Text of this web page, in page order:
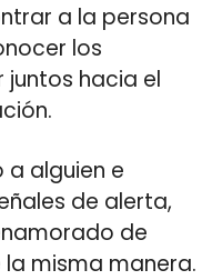
a la persona
los
hacia el
a alguien e
de alerta,
de
misma manera.